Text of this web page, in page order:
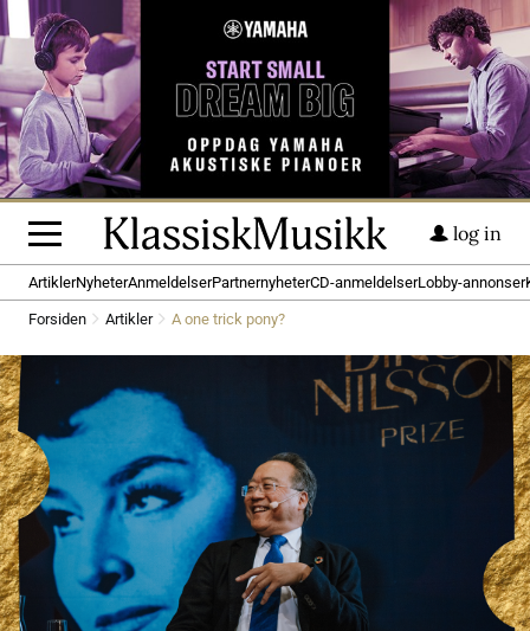
log in
ArtiklerNyheterAnmeldelserPartnernyheterCD-anmeldelserLobby-annonser
Forsiden Artikler A one trick pony?